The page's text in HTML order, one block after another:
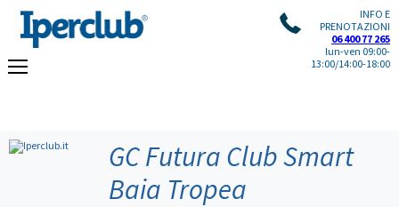
INFO E
PRENOTAZIONI
06 400 77 265
lun-ven 09:00-
13:00/14:00-18:00
GC Futura Club Smart
Baia Tropea